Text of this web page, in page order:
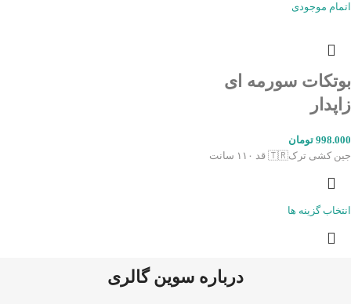
اتمام موجودی
بوتکات سورمه ای
زاپدار
998.000 تومان
جین کشی ترک🇹🇷 قد ۱۱۰ سانت
انتخاب گزینه ها
درباره سوین گالری